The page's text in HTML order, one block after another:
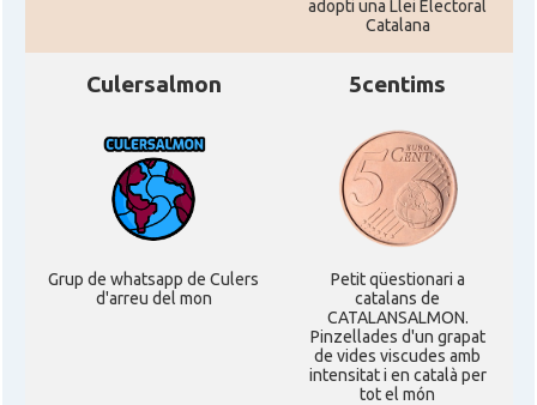
Casal Centre Català d'Escòcia
Delegació del Govern al Regne Unit
i Irlanda
Consolat general a Edinburgh
adopti una Llei Electoral
Catalana
Culersalmon
Grup de whatsapp de Culers
d'arreu del mon
5centims
Petit qüestionari a
catalans de
CATALANSALMON.
Pinzellades d'un grapat
de vides viscudes amb
intensitat i en català per
tot el món